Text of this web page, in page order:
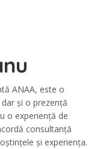
ANAA, este o
și o prezență
o experiență de
consultanță
și experiența.